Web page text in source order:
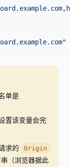
单是
置该变量会完
求的 Origin
（浏览器据此